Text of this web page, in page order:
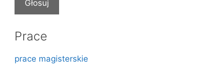
Prace
prace magisterskie